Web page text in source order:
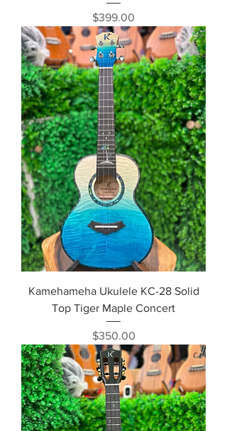
価格
$399.00
Kamehameha Ukulele KC-28 Solid
Top Tiger Maple Concert
価格
$350.00